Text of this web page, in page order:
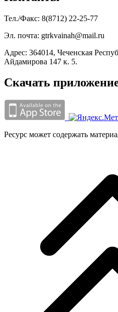
Тел./Факс: 8(8712) 22-25-77
Эл. почта: gtrkvainah@mail.ru
Адрес: 364014, Чеченская
Айдамирова 147 к. 5.
Скачать
Ресурс может содержать